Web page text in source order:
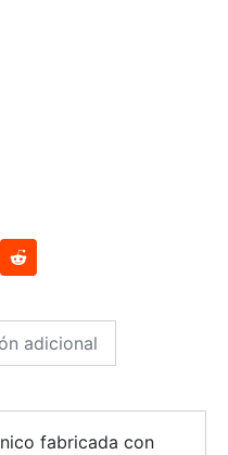
adicional
fabricada con